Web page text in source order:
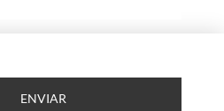
ENVIAR